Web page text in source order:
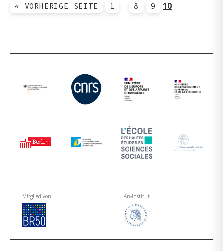
« VORHERIGE SEITE 1 … 8 9 10
Mitglied von An-Institut